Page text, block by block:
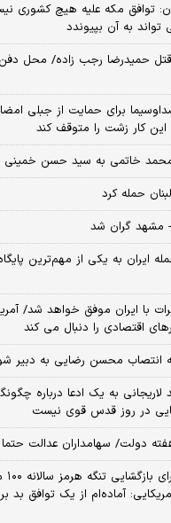
توافق مکه علیه هیچ کشوری
به آن بپیوندد
قتل حمیدرضا رجب زاده/ محل
برای حمایت از جبلی
این کار زشت را متوقف کند
خاتمی به سید حسن خمینی
حمله کرد
- مشهد گران شد
ایران به یکی از مهم‌ترین
با ایران موفق خواهد شد/
اقتصادی را دنبال می کند
انتصاب محسن رضایی به دبیر
لاریجانی به یک ادعا درباره
در روز قدس قوی نیست
دولت/ سهامداران عدالت حتما
آماده‌ام از یک توافق بد